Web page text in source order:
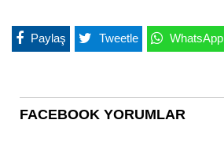
Paylaş Tweetle WhatsApp
FACEBOOK YORUMLAR